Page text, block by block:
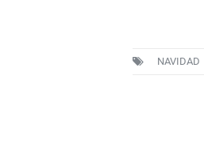
NAVIDAD